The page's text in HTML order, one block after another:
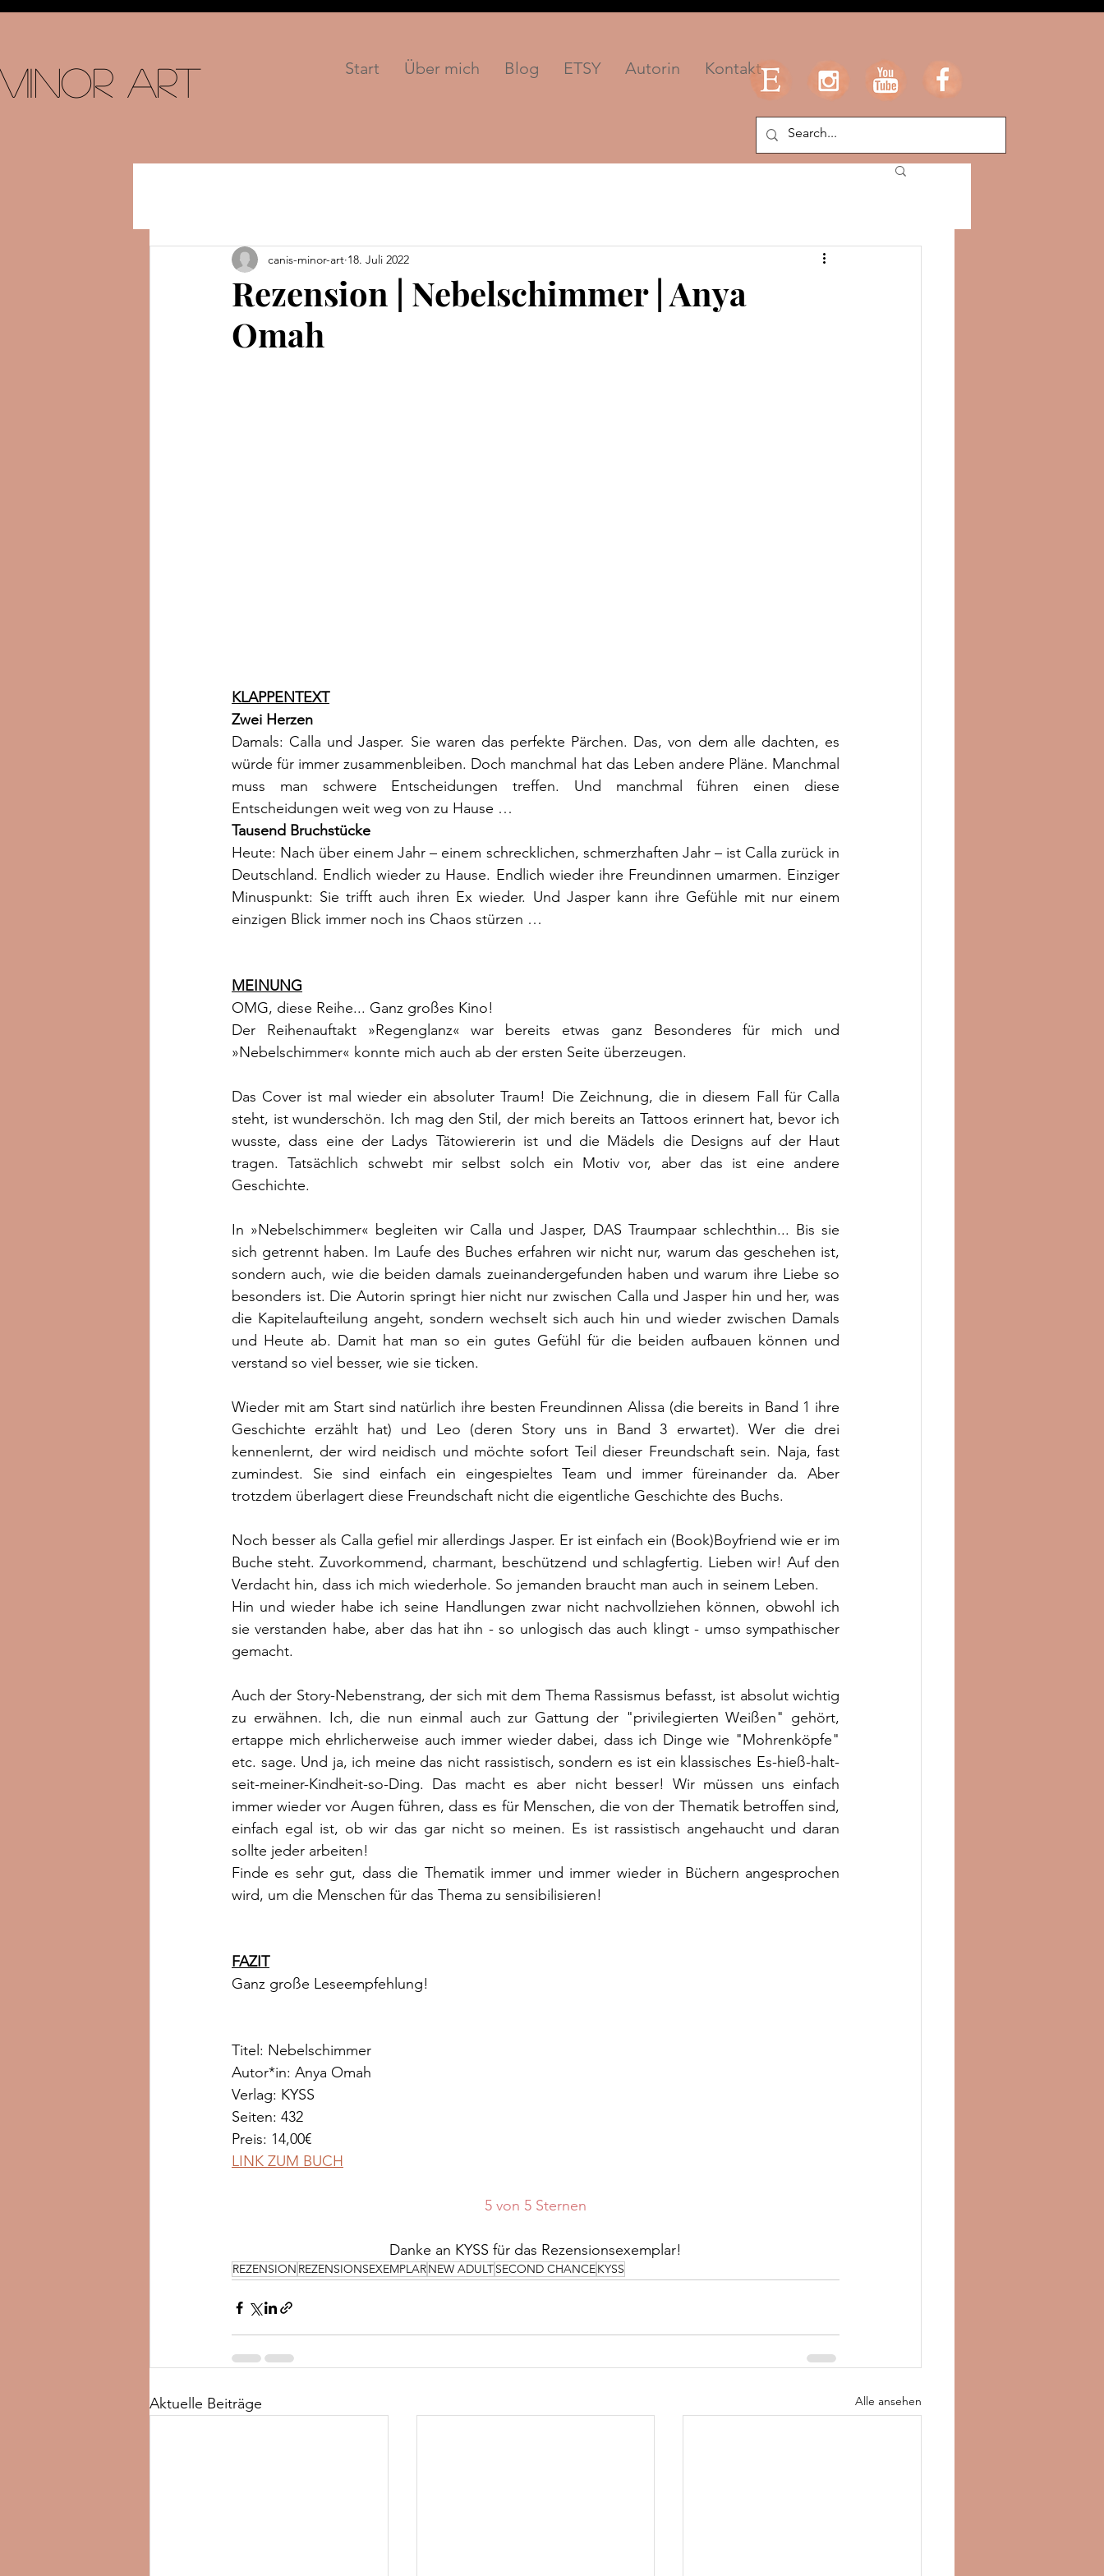
Start Über mich Blog ETSY Autorin Kontakt
Art
Rezension | Nebelschimmer | Anya
Omah
canis-minor-art 18. Juli 2022
KLAPPENTEXT
Zwei Herzen
Damals: Calla und Jasper. Sie waren das perfekte Pärchen. Das, von dem alle dachten, es
würde für immer zusammenbleiben. Doch manchmal hat das Leben andere Pläne. Manchmal
muss man schwere Entscheidungen treffen. Und manchmal führen einen diese
Entscheidungen weit weg von zu Hause …
Tausend Bruchstücke
Heute: Nach über einem Jahr – einem schrecklichen, schmerzhaften Jahr – ist Calla zurück in
Deutschland. Endlich wieder zu Hause. Endlich wieder ihre Freundinnen umarmen. Einziger
Minuspunkt: Sie trifft auch ihren Ex wieder. Und Jasper kann ihre Gefühle mit nur einem
einzigen Blick immer noch ins Chaos stürzen …
MEINUNG
OMG, diese Reihe... Ganz großes Kino!
Der Reihenauftakt »Regenglanz« war bereits etwas ganz Besonderes für mich und
»Nebelschimmer« konnte mich auch ab der ersten Seite überzeugen.
Das Cover ist mal wieder ein absoluter Traum! Die Zeichnung, die in diesem Fall für Calla
steht, ist wunderschön. Ich mag den Stil, der mich bereits an Tattoos erinnert hat, bevor ich
wusste, dass eine der Ladys Tätowiererin ist und die Mädels die Designs auf der Haut
tragen. Tatsächlich schwebt mir selbst solch ein Motiv vor, aber das ist eine andere
Geschichte.
In »Nebelschimmer« begleiten wir Calla und Jasper, DAS Traumpaar schlechthin... Bis sie
sich getrennt haben. Im Laufe des Buches erfahren wir nicht nur, warum das geschehen ist,
sondern auch, wie die beiden damals zueinandergefunden haben und warum ihre Liebe so
besonders ist. Die Autorin springt hier nicht nur zwischen Calla und Jasper hin und her, was
die Kapitelaufteilung angeht, sondern wechselt sich auch hin und wieder zwischen Damals
und Heute ab. Damit hat man so ein gutes Gefühl für die beiden aufbauen können und
verstand so viel besser, wie sie ticken.
Wieder mit am Start sind natürlich ihre besten Freundinnen Alissa (die bereits in Band 1 ihre
Geschichte erzählt hat) und Leo (deren Story uns in Band 3 erwartet). Wer die drei
kennenlernt, der wird neidisch und möchte sofort Teil dieser Freundschaft sein. Naja, fast
zumindest. Sie sind einfach ein eingespieltes Team und immer füreinander da. Aber
trotzdem überlagert diese Freundschaft nicht die eigentliche Geschichte des Buchs.
Noch besser als Calla gefiel mir allerdings Jasper. Er ist einfach ein (Book)Boyfriend wie er im
Buche steht. Zuvorkommend, charmant, beschützend und schlagfertig. Lieben wir! Auf den
Verdacht hin, dass ich mich wiederhole. So jemanden braucht man auch in seinem Leben.
Hin und wieder habe ich seine Handlungen zwar nicht nachvollziehen können, obwohl ich
sie verstanden habe, aber das hat ihn - so unlogisch das auch klingt - umso sympathischer
gemacht.
Auch der Story-Nebenstrang, der sich mit dem Thema Rassismus befasst, ist absolut wichtig
zu erwähnen. Ich, die nun einmal auch zur Gattung der "privilegierten Weißen" gehört,
ertappe mich ehrlicherweise auch immer wieder dabei, dass ich Dinge wie "Mohrenköpfe"
etc. sage. Und ja, ich meine das nicht rassistisch, sondern es ist ein klassisches Es-hieß-halt-
seit-meiner-Kindheit-so-Ding. Das macht es aber nicht besser! Wir müssen uns einfach
immer wieder vor Augen führen, dass es für Menschen, die von der Thematik betroffen sind,
einfach egal ist, ob wir das gar nicht so meinen. Es ist rassistisch angehaucht und daran
sollte jeder arbeiten!
Finde es sehr gut, dass die Thematik immer und immer wieder in Büchern angesprochen
wird, um die Menschen für das Thema zu sensibilisieren!
FAZIT
Ganz große Leseempfehlung!
Titel: Nebelschimmer
Autor*in: Anya Omah
Verlag: KYSS
Seiten: 432
Preis: 14,00€
LINK ZUM BUCH
5 von 5 Sternen
Danke an KYSS für das Rezensionsexemplar!
REZENSION REZENSIONSEXEMPLARNEW ADULTSECOND CHANCEKYSS
Aktuelle Beiträge Alle ansehen